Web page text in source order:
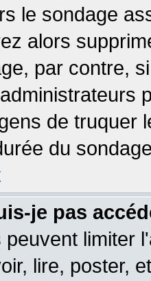
le sondage
alors
par contre,
de truquer
du
je pas
limiter
lire, poster,